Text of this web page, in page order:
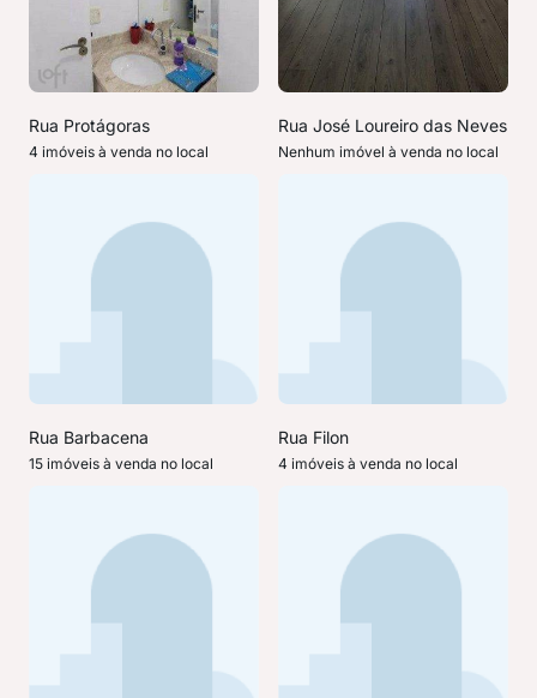
Rua Protágoras
4 imóveis à venda no local
Rua José Loureiro das Neves
Nenhum imóvel à venda no local
Rua Barbacena
15 imóveis à venda no local
Rua Filon
4 imóveis à venda no local